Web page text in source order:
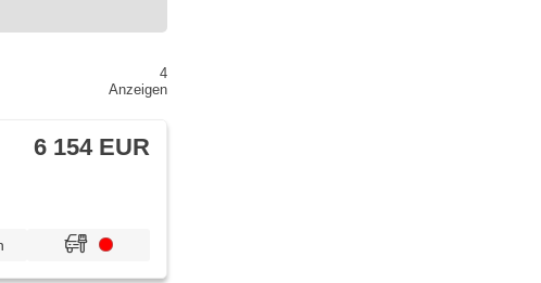
4
Anzeigen
6 154 EUR